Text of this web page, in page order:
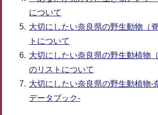
について
大切にしたい奈良県の野生動物（
トについて
大切にしたい奈良県の野生動植物
のリストについて
大切にしたい奈良県の野生動植物-
データブック-